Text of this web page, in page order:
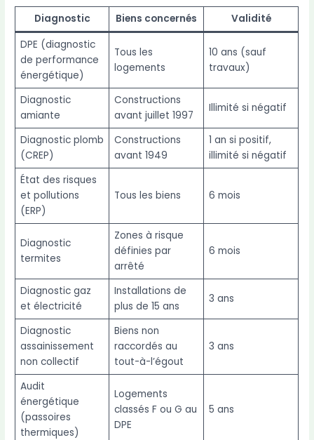
Diagnostic Biens concernés
Validité
DPE (diagnostic
de performance
énergétique)
Tous les
logements
10 ans (sauf
travaux)
Diagnostic
amiante
Constructions
avant juillet 1997
Illimité si négatif
Diagnostic plomb
(CREP)
Constructions
avant 1949
1 an si positif,
illimité si négatif
État des risques
et pollutions
(ERP)
Tous les biens 6 mois
Diagnostic
termites
Zones à risque
définies par
arrêté
6 mois
Diagnostic gaz
et électricité
Installations de
plus de 15 ans
3 ans
Diagnostic
assainissement
non collectif
Biens non
raccordés au
tout-à-l’égout
3 ans
Audit
énergétique
(passoires
thermiques)
Logements
classés F ou G au
DPE
5 ans